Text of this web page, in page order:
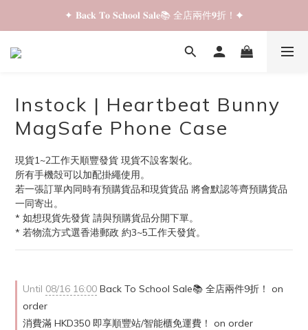
✦ 𝐁𝐚𝐜𝐤 𝐓𝐨 𝐒𝐜𝐡𝐨𝐨𝐥 𝐒𝐚𝐥𝐞📚 全店兩件𝟗折！✦
✦ 𝐁𝐚𝐜𝐤 𝐓𝐨 𝐒𝐜𝐡𝐨𝐨𝐥 𝐒𝐚𝐥𝐞📚 全店兩件𝟗折！✦
✦ 全店購物滿 𝐇𝐊𝐃𝟑𝟓𝟎 即享順豐站/智能櫃免運費！✦
Instock | Heartbeat Bunny
MagSafe Phone Case
現貨1~2工作天順豐發貨 現貨不設客製化。
所有手機殻可以加配掛繩使用。
若一張訂單內同時有預購貨品和現貨貨品 將會默認等齊預購貨品
一同寄出。
* 如想現貨先發貨 請與預購貨品分開下單。
* 若物流方式選香港郵政 約3~5工作天發貨。
Until 08/16 16:00 Back To School Sale📚 全店兩件9折！ on
order
消費滿 HKD350 即享順豐站/智能櫃免運費！ on order